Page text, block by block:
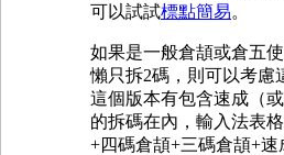
可以試試標點簡易。
如果是一般倉頡或倉五
懶只拆2碼，則可以考慮
這個版本有包含速成（或
的拆碼在內，輸入法表
+四碼倉頡+三碼倉頡+速